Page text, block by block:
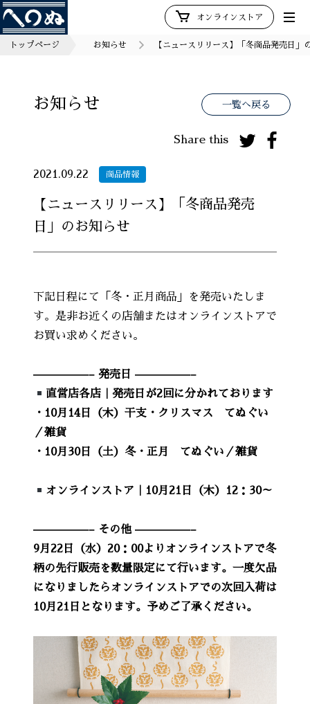
オンラインストア
トップページ お知らせ 【ニュースリリース】「冬商品発売日」
お知らせ 一覧へ戻る
2021.09.22 商品情報
Share this
【ニュースリリース】「冬商品発売
日」のお知らせ
下記日程にて「冬・正月商品」を発売いたしま
す。是非お近くの店舗またはオンラインストアで
お買い求めください。
—————– 発売日 —————–
直営店各店｜発売日が2回に分かれております
・10月14日（木）干支・クリスマス てぬぐい
／雑貨
・10月30日（土）冬・正月 てぬぐい／雑貨
オンラインストア｜10月21日（木）12：30～
—————– その他 —————–
9月22日（水）20：00よりオンラインストアで冬
柄の先行販売を数量限定にて行います。一度欠品
になりましたらオンラインストアでの次回入荷は
10月21日となります。予めご了承ください。